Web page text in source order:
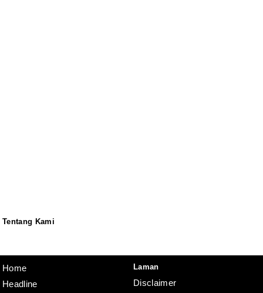
Tentang Kami
Home
Headline
Laman
Disclaimer